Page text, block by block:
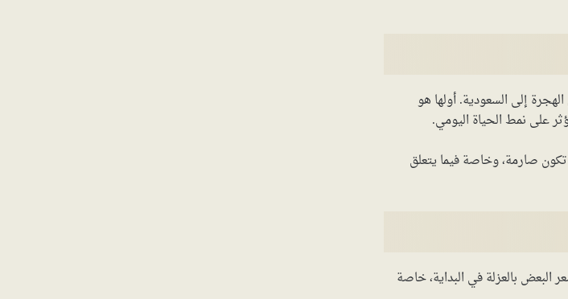
إلى السعودية. أولها هو
على نمط الحياة اليومي.
تكون صارمة، وخاصة فيما يتعلق
البعض بالعزلة في البداية، خاصة